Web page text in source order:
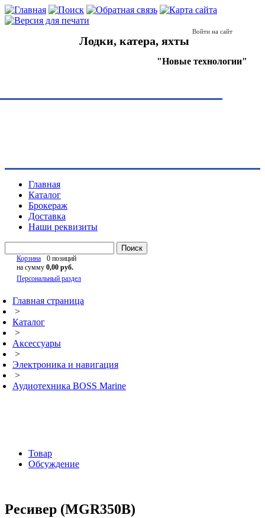
Войти на сайт
Лодки, катера, яхты
"Новые технологии"
Главная
Каталог
Брокераж
Доставка
Наши реквизиты
Поиск
Корзина
0 позиций
на сумму 0,00 руб.
Персональный раздел
Главная страница
>
Каталог
>
Аксессуары
>
Электроника и навигация
>
Аудиотехника BOSS Marine
Товар
Обсуждение
Ресивер (MGR350B)